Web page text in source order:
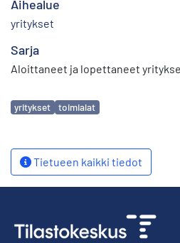
Aihealue
yritykset
Sarja
Aloittaneet ja lopettaneet
Avainsanat
yritykset toimialat
Tietueen kaikki tiedot